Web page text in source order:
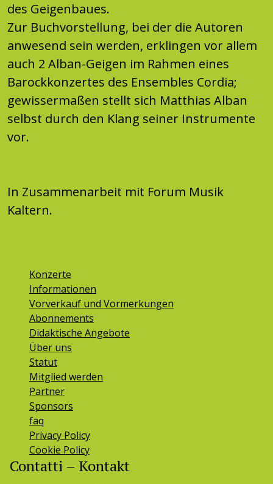
des Geigenbaues.
Zur Buchvorstellung, bei der die Autoren
anwesend sein werden, erklingen vor allem
auch 2 Alban-Geigen im Rahmen eines
Barockkonzertes des Ensembles Cordia;
gewissermaßen stellt sich Matthias Alban
selbst durch den Klang seiner Instrumente
vor.
In Zusammenarbeit mit Forum Musik
Kaltern.
Konzerte
Informationen
Vorverkauf und Vormerkungen
Abonnements
Didaktische Angebote
Über uns
Statut
Mitglied werden
Partner
Sponsors
faq
Privacy Policy
Cookie Policy
Contatti – Kontakt